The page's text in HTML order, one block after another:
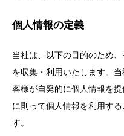
個人情報の定義
当社は、以下の目的のため
を収集・利用いたします。
客様が自発的に個人情報を
に則って個人情報を利用す
す。